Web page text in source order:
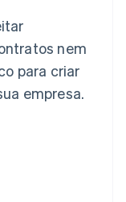
nem
para criar
empresa.